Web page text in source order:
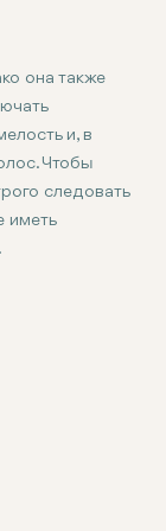
она также
и, в
Чтобы
следовать
иметь
подойдут